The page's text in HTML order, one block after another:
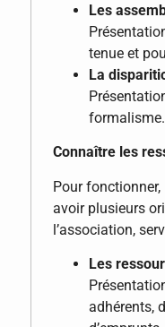
Les
tenue et
La
formalisme.
Connaître les
Pour
avoir plusieurs
l’association,
Les
adhérents,